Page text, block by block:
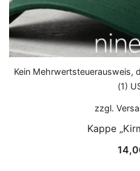
Kein Mehrwertsteuerausweis,
(1)
zzgl.
Kappe